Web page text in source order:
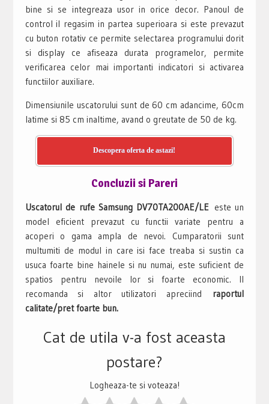
bine si se integreaza usor in orice decor. Panoul de
control il regasim in partea superioara si este prevazut
cu buton rotativ ce permite selectarea programului dorit
si display ce afiseaza durata programelor, permite
verificarea celor mai importanti indicatori si activarea
functiilor auxiliare.
Dimensiunile uscatorului sunt de 60 cm adancime, 60cm
latime si 85 cm inaltime, avand o greutate de 50 de kg.
Descopera oferta de astazi!
Concluzii si Pareri
Uscatorul de rufe Samsung DV70TA200AE/LE este un
model eficient prevazut cu functii variate pentru a
acoperi o gama ampla de nevoi. Cumparatorii sunt
multumiti de modul in care isi face treaba si sustin ca
usuca foarte bine hainele si nu numai, este suficient de
spatios pentru nevoile lor si foarte economic. Il
recomanda si altor utilizatori apreciind raportul
calitate/pret foarte bun.
Cat de utila v-a fost aceasta
postare?
Logheaza-te si voteaza!